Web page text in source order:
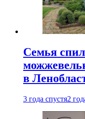
Семья
в
3 года спустя2